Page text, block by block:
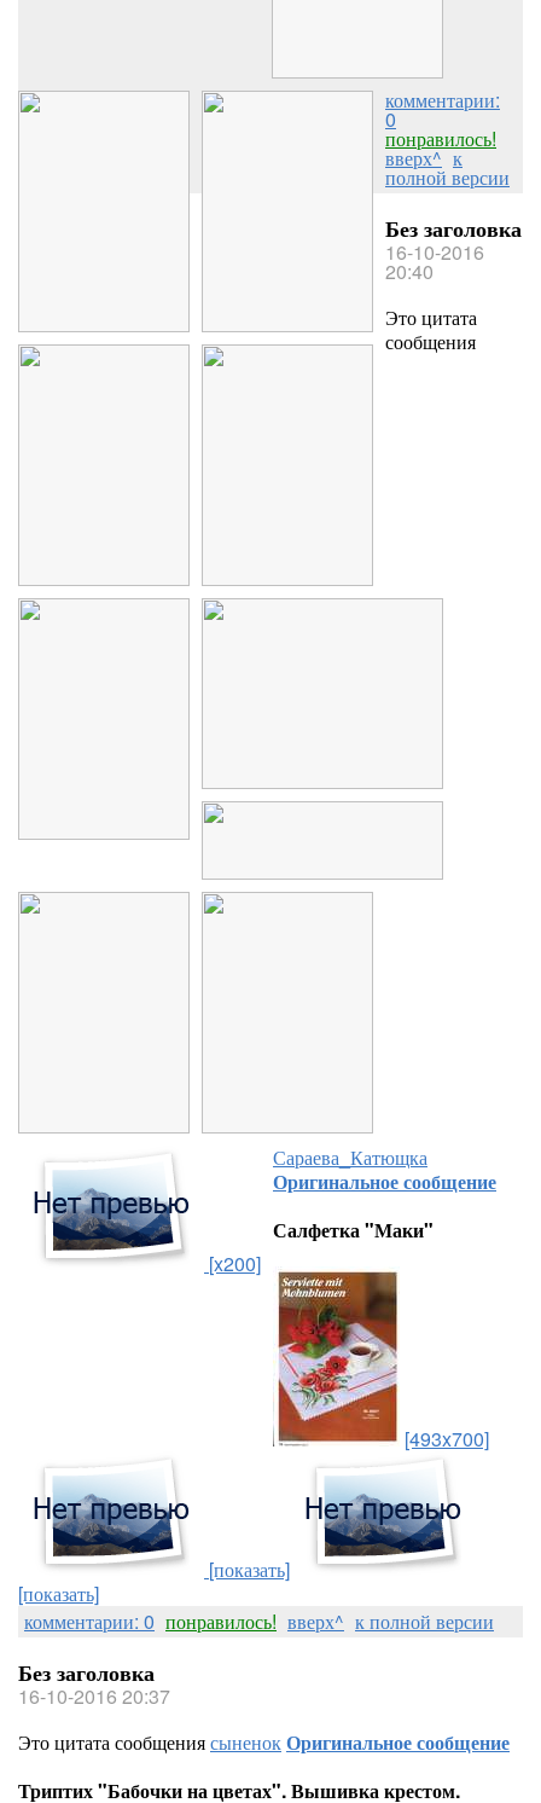
[x200]
комментарии:
0
понравилось!
вверх^ к
полной версии
Без заголовка
16-10-2016
20:40
Это цитата
сообщения
Сараева_Катющка
Оригинальное сообщение
Салфетка "Маки"
[493x700]
[показать]
[показать]
комментарии: 0 понравилось! вверх^ к полной версии
Без заголовка
16-10-2016 20:37
Это цитата сообщениясыненокОригинальное сообщение
Триптих "Бабочки на цветах". Вышивка крестом.